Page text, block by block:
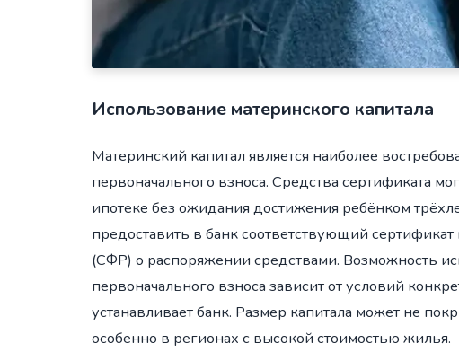
Использование материнского капитала
Материнский капитал является наиболее
первоначального взноса. Средства сертификата
ипотеке без ожидания достижения ребёнком
предоставить в банк соответствующий
(СФР) о распоряжении средствами. Возможность
первоначального взноса зависит от условий
устанавливает банк. Размер капитала может не
особенно в регионах с высокой стоимостью жилья.